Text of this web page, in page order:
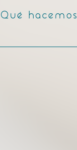
Qué hacemos